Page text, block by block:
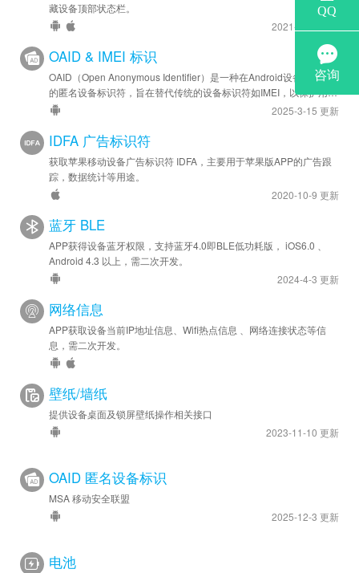
藏设备顶部状态栏。
2021-11-9 更新
OAID & IMEI 标识
OAID（Open Anonymous Identifier）是一种在Android设备上使用
的匿名设备标识符，旨在替代传统的设备标识符如IMEI，以保护用户
隐私。
2025-3-15 更新
IDFA 广告标识符
获取苹果移动设备广告标识符 IDFA，主要用于苹果版APP的广告跟
踪，数据统计等用途。
2020-10-9 更新
蓝牙 BLE
APP获得设备蓝牙权限，支持蓝牙4.0即BLE低功耗版， iOS6.0 、
Android 4.3 以上，需二次开发。
2024-4-3 更新
网络信息
APP获取设备当前IP地址信息、Wifi热点信息 、网络连接状态等信
息，需二次开发。
壁纸/墙纸
提供设备桌面及锁屏壁纸操作相关接口
2023-11-10 更新
OAID 匿名设备标识
MSA 移动安全联盟
2025-12-3 更新
电池